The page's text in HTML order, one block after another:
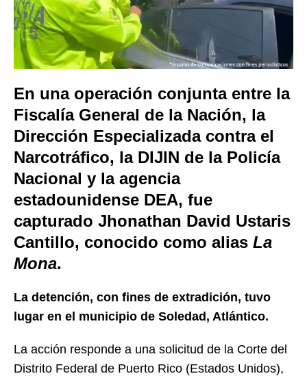
En una operación conjunta entre la
Fiscalía General de la Nación, la
Dirección Especializada contra el
Narcotráfico, la DIJIN de la Policía
Nacional y la agencia
estadounidense DEA, fue
capturado Jhonathan David Ustaris
Cantillo, conocido como alias La
Mona.
La detención, con fines de extradición, tuvo
lugar en el municipio de Soledad, Atlántico.
La acción responde a una solicitud de la Corte del
Distrito Federal de Puerto Rico (Estados Unidos),